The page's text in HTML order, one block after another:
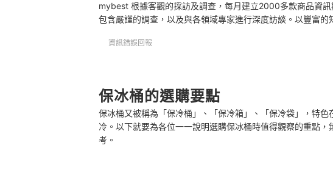
6 選擇有口碑的品牌或製造商
mybest 根據客觀的採訪及調查，每月建立2000多款商品資
包含嚴謹的調查，以及與各領域專家進行深度訪談。以豐富
資訊錯誤回報
保冰桶的選購要點
保冰桶又被稱為「保冷桶」、「保冷箱」、「保冷袋」，特
冷。以下就要為各位一一說明選購保冰桶時值得觀察的重點
考。